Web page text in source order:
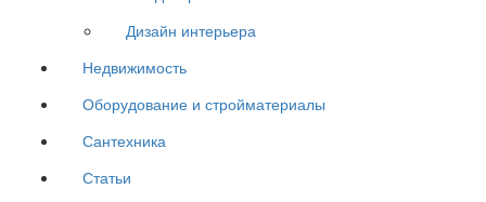
Дизайн интерьера
Недвижимость
Оборудование и стройматериалы
Сантехника
Статьи